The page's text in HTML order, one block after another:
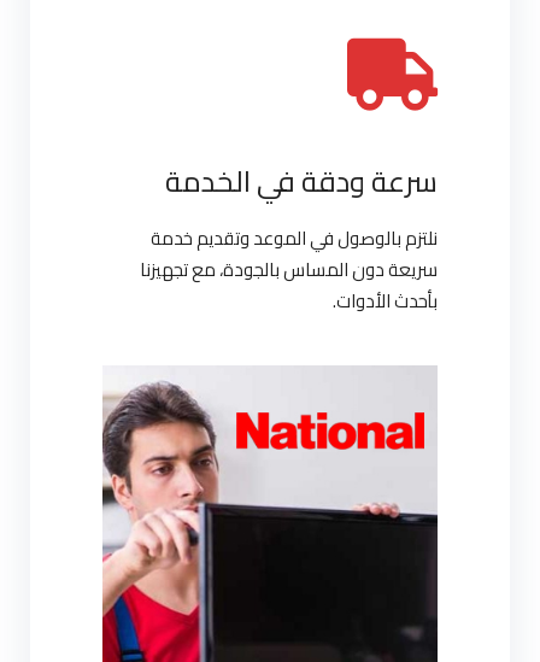
سرعة ودقة في الخدمة
نلتزم بالوصول في الموعد وتقديم خدمة
سريعة دون المساس بالجودة، مع تجهيزنا
بأحدث الأدوات.